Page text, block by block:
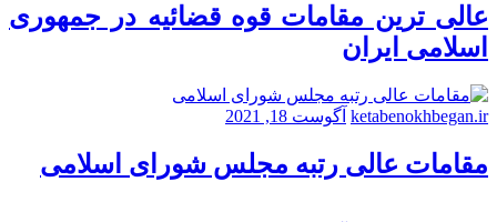
عالی ترین مقامات قوه قضائیه در جمهوری
اسلامی ایران
ketabenokhbegan.ir آگوست 18, 2021
مقامات عالی رتبه مجلس شورای اسلامی